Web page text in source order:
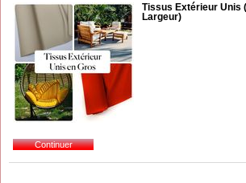
Tissus Extérieur Unis
Largeur)